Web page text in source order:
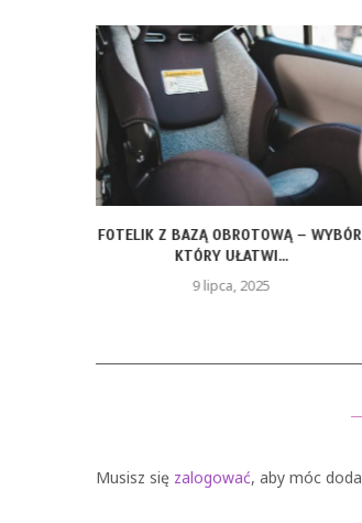
FOTELIK Z BAZĄ OBROTOWĄ –
KTÓRY UŁATWI...
9 lipca, 2025
Musisz się zalogować, aby móc